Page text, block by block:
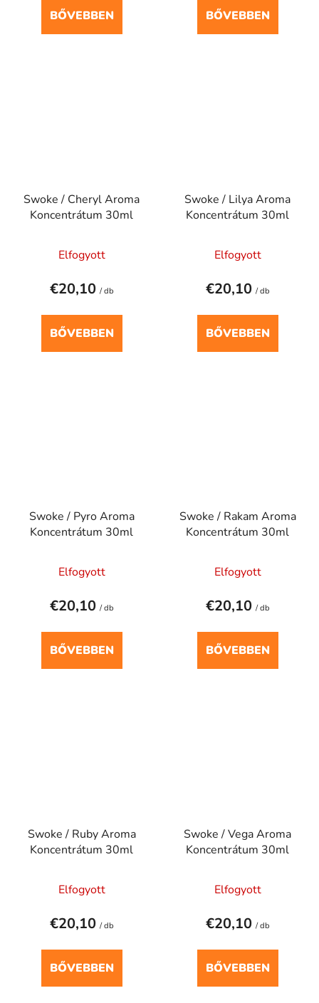
BŐVEBBEN BŐVEBBEN
Swoke / Cheryl Aroma
Koncentrátum 30ml
Elfogyott
€20,10 / db
BŐVEBBEN
Swoke / Lilya Aroma
Koncentrátum 30ml
Elfogyott
€20,10 / db
BŐVEBBEN
Swoke / Pyro Aroma
Koncentrátum 30ml
Elfogyott
€20,10 / db
BŐVEBBEN
Swoke / Rakam Aroma
Koncentrátum 30ml
Elfogyott
€20,10 / db
BŐVEBBEN
Swoke / Ruby Aroma
Koncentrátum 30ml
Elfogyott
€20,10 / db
BŐVEBBEN
Swoke / Vega Aroma
Koncentrátum 30ml
Elfogyott
€20,10 / db
BŐVEBBEN